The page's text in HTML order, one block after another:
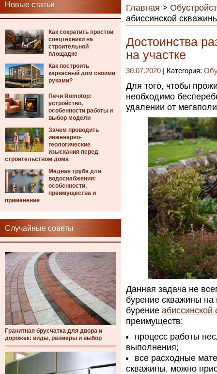
Новые статьи
Как сократить простои
спецтехники на
строительной
площадке
Как построить
каркасный дом своими
руками?
Печи Romotop:
устройство,
особенности работы и
выбор модели
Зачем проводить
инженерно-
геологические
изыскания перед
строительством дома
Медная труба для
водоснабжения:
особенности,
преимущества и
применение
Случайные советы
Гранитная брусчатка для двора и
дорожек: виды, размеры и выбор
Главная >
абиссинской
Достоинства
на участке
30.07.2020 | Категория:
Для того, чтобы
необходимо
удалении от
Данная задача не
бурение скважины на
бурение абиссинской
преимуществ:
процесс работы
выполнения;
все расходные
скважины, можно